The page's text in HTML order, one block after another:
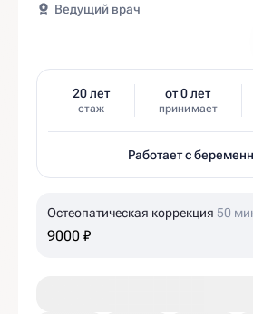
Ведущий врач
20 лет
стаж
от 0 лет
принимает
Работает с
Остеопатическая коррекция 50
9000 ₽